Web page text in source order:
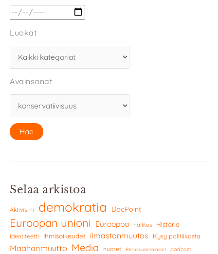
Luokat
Avainsanat
Selaa arkistoa
Aktivismi demokratia DocPoint
Euroopan unioni Eurooppa hallitus Historia
Identiteetti Ihmisoikeudet ilmastonmuutos Kysy politiikasta
Maahanmuutto Media nuoret Perussuomalaiset podcast